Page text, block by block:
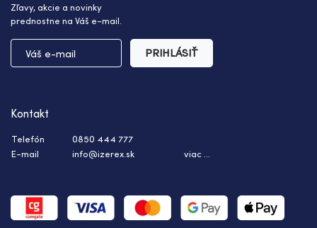
Zľavy, akcie a novinky
prednostne na Váš e-mail.
PRIHLÁSIŤ
Kontakt
Telefón
0850 444 777
E-mail
info@izerex.sk viac ...